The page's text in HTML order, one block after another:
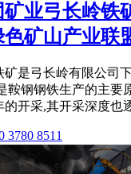
业弓长岭铁
矿山产业联
矿是弓长岭有限公司
鞍钢钢铁生产的主要
开采,其开采深度也
3780 8511